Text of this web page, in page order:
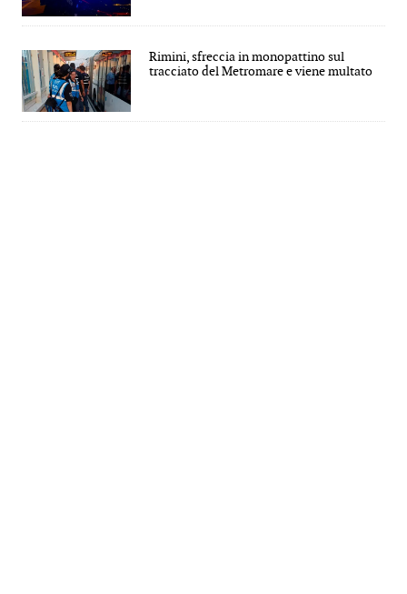
Rimini, sfreccia in monopattino sul
tracciato del Metromare e viene multato